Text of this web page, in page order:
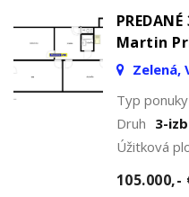
Martin
Zelená,
Typ ponuky
Druh 3-
Úžitková
105.000,-